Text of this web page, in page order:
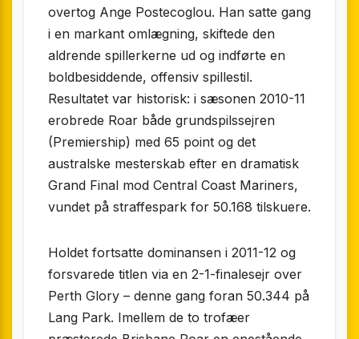
overtog Ange Postecoglou. Han satte gang
i en markant omlægning, skiftede den
aldrende spillerkerne ud og indførte en
boldbesiddende, offensiv spillestil.
Resultatet var historisk: i sæsonen 2010-11
erobrede Roar både grundspilssejren
(Premiership) med 65 point og det
australske mesterskab efter en dramatisk
Grand Final mod Central Coast Mariners,
vundet på straffespark for 50.168 tilskuere.
Holdet fortsatte dominansen i 2011-12 og
forsvarede titlen via en 2-1-finalesejr over
Perth Glory – denne gang foran 50.344 på
Lang Park. Imellem de to trofæer